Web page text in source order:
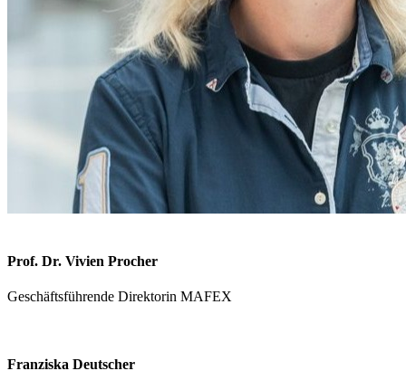
Prof. Dr. Vivien Procher
Geschäftsführende Direktorin MAFEX
Franziska Deutscher